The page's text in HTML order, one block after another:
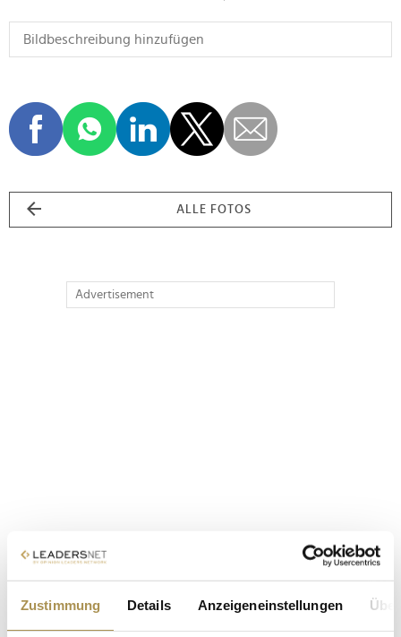
Zustimmung Details Anzeigeneinstellungen
ALLE FOTOS
Advertisement